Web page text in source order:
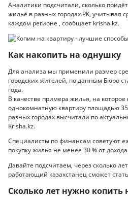
Аналитики подсчитали, сколько
жильё в разных городах РК, учитывая
каждом регионе , сообщает krisha.kz.
Как накопить на однушку
Для анализа мы применили размер
городских жителей, по данным Бюро
года.
В качестве примера жилья, на
однокомнатную квартиру площадью
разных городах высчитали по
Krisha.kz.
Специалисты по финансам советуют
покупку жилья не менее 30 % от
Давайте подсчитаем, через сколько
работающий казахстанец сможет
Сколько лет нужно копить